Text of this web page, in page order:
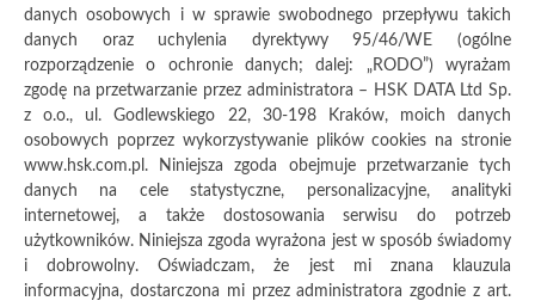
danych osobowych i w sprawie swobodnego przepływu takich
danych oraz uchylenia dyrektywy 95/46/WE (ogólne
rozporządzenie o ochronie danych; dalej: „RODO”) wyrażam
zgodę na przetwarzanie przez administratora – HSK DATA Ltd Sp.
z o.o., ul. Godlewskiego 22, 30-198 Kraków, moich danych
osobowych poprzez wykorzystywanie plików cookies na stronie
www.hsk.com.pl. Niniejsza zgoda obejmuje przetwarzanie tych
danych na cele statystyczne, personalizacyjne, analityki
internetowej, a także dostosowania serwisu do potrzeb
użytkowników. Niniejsza zgoda wyrażona jest w sposób świadomy
i dobrowolny. Oświadczam, że jest mi znana klauzula
informacyjna, dostarczona mi przez administratora zgodnie z art.